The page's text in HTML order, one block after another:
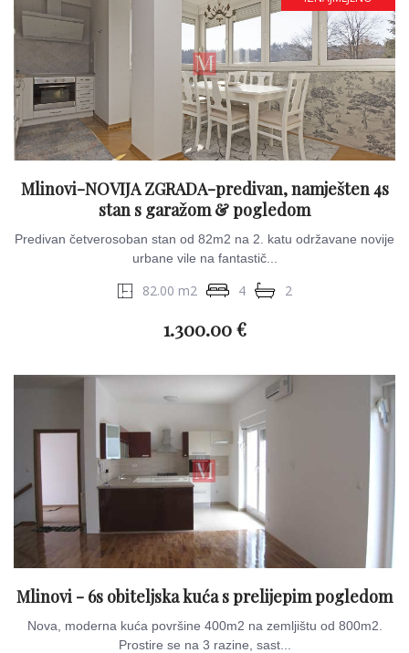
Mlinovi-NOVIJA ZGRADA-predivan, namješten 4s
stan s garažom & pogledom
Predivan četverosoban stan od 82m2 na 2. katu održavane novije
urbane vile na fantastič...
82.00 m2 4 2
1.300.00 €
Mlinovi - 6s obiteljska kuća s prelijepim pogledom
Nova, moderna kuća površine 400m2 na zemljištu od 800m2.
Prostire se na 3 razine, sast...